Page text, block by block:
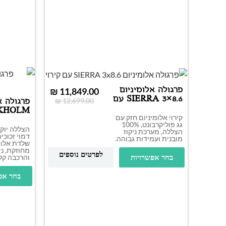
פרגולה אלומיניום
SIERRA 3×8.6 עם
קירוי אלומיניום חזק עם
גג פוליקרבונט, 100%
הצללה, מערכת ניקוז
מובנית ועמידות גבוהה.
₪12,699.00
₪ 11,849.00
בחר אפשרויות לפרטים נוספים
פרגולה
שקוף
הצללה
שלדת
מחוזקת,
והרכבה
בחר